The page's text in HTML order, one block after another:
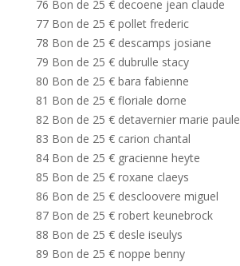
76 Bon de 25 € decoene jean claude
77 Bon de 25 € pollet frederic
78 Bon de 25 € descamps josiane
79 Bon de 25 € dubrulle stacy
80 Bon de 25 € bara fabienne
81 Bon de 25 € floriale dorne
82 Bon de 25 € detavernier marie paule
83 Bon de 25 € carion chantal
84 Bon de 25 € gracienne heyte
85 Bon de 25 € roxane claeys
86 Bon de 25 € descloovere miguel
87 Bon de 25 € robert keunebrock
88 Bon de 25 € desle iseulys
89 Bon de 25 € noppe benny